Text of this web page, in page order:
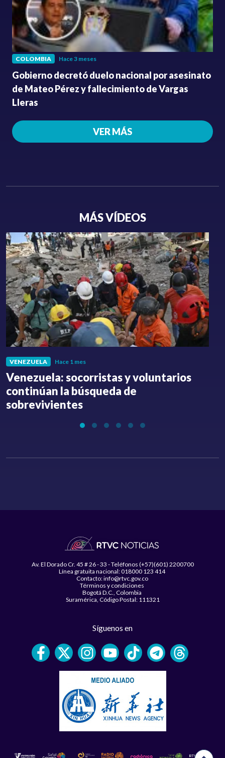
COLOMBIA Hace 3 meses
Gobierno decretó duelo nacional por asesinato
de Mateo Pérez y fallecimiento de Vargas
Lleras
VER MÁS
MÁS VÍDEOS
VENEZUELA Hace 1 mes
Venezuela: socorristas y voluntarios
continúan la búsqueda de
sobrevivientes
Av. El Dorado Cr. 45 # 26 - 33 - Teléfonos (+57)(601) 2200700
Línea gratuita nacional: 018000 123 414
Contacto: info@rtvc.gov.co
Términos y condiciones
Bogotá D.C., Colombia
Suramérica, Código Postal: 111321
Síguenos en